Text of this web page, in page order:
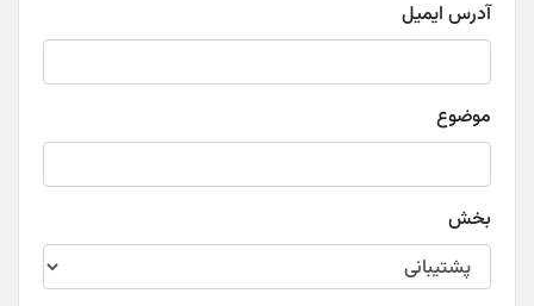
آدرس ایمیل
موضوع
بخش